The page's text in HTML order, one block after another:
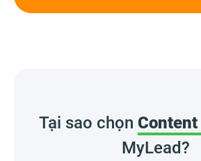
Tại sao chọn
MyLead?